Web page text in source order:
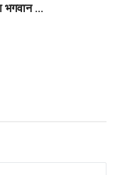
भगवान ...